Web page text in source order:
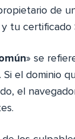
de
tu certificado
» se
Si el dominio
el